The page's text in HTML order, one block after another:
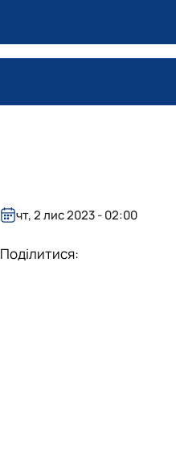
чт, 2 лис 2023 - 02:00
Поділитися: